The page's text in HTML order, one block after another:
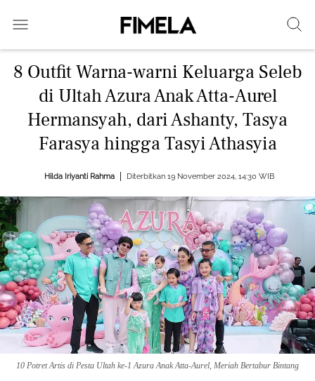
8 Outfit Warna-warni Keluarga Seleb
di Ultah Azura Anak Atta-Aurel
Hermansyah, dari Ashanty, Tasya
Farasya hingga Tasyi Athasyia
Hilda Iriyanti Rahma Diterbitkan 19 November 2024, 14:30 WIB
10 Potret Artis di Pesta Ultah ke-1 Azura Anak Atta-Aurel, Meriah Bertabur Bintang